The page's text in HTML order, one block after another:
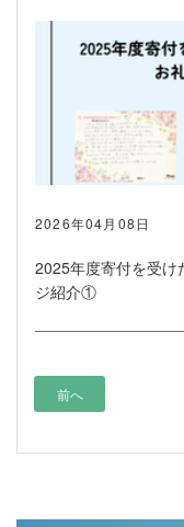
2026年04月08日
2025年度寄付を受け
ジ紹介①
前へ